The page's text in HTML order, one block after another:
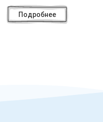
Подробнее